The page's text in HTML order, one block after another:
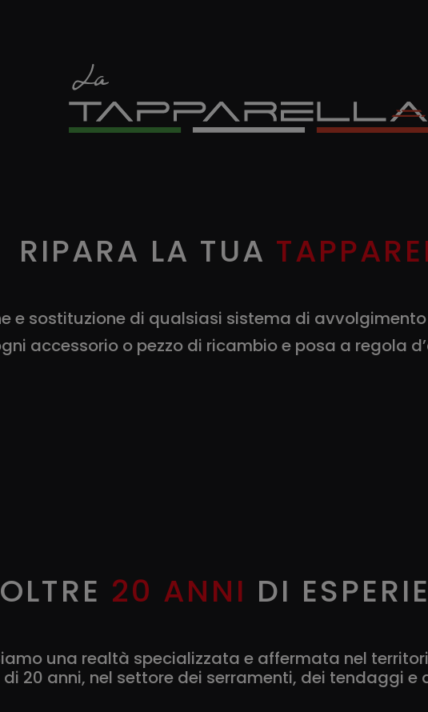
RIPARA LA TUA
e sostituzione di qualsiasi sistema di
accessorio o pezzo di ricambio e posa a regola
OLTRE 20 ANNI DI
una realtà specializzata e affermata nel
20 anni, nel settore dei serramenti, dei tendaggi e